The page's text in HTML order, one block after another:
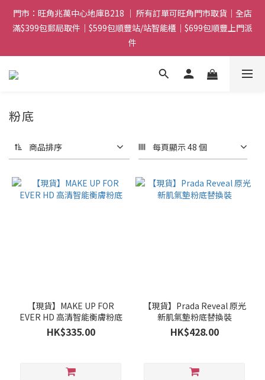
門市：旺角兆萬中心地庫B218 ｜ 所有訂單可旺角門市取貨｜全店
滿$399包郵局取件｜$599包順豐站/站智能櫃｜$699包順豐上門派
件
件
滿贈優惠🎁 滿$788送Gucci香水Sample｜ 滿$1088送Clarins 煥
滿$1688送WAKEMAKE 16色眼影盤
滿$399包郵局取件｜$599包順豐站/站智能櫃｜$699包順豐上門派
粉底
商品排序 每頁顯示 48 個
【現貨】MAKE UP FOR
EVER HD 高清智能衡膚粉底
HK$335.00
【現貨】Prada Reveal 原光
新肌氣墊粉底替換裝
HK$428.00